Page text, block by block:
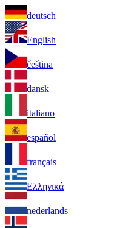
deutsch
English
čeština
dansk
italiano
español
français
Ελληνικά
nederlands